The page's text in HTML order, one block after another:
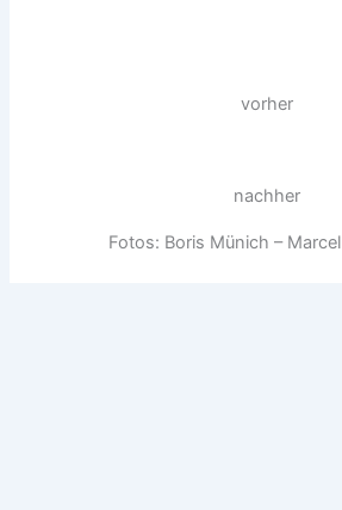
vorher
nachher
Fotos: Boris Münich –